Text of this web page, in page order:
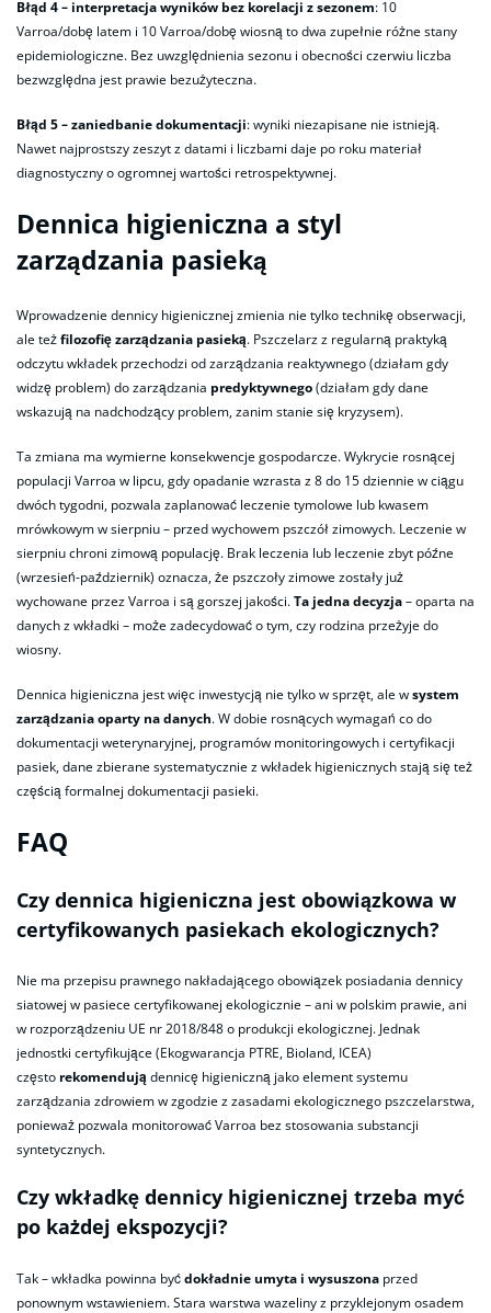
Błąd 4 – interpretacja wyników bez korelacji z sezonem: 10
Varroa/dobę latem i 10 Varroa/dobę wiosną to dwa zupełnie różne stany
epidemiologiczne. Bez uwzględnienia sezonu i obecności czerwiu liczba
bezwzględna jest prawie bezużyteczna.
Błąd 5 – zaniedbanie dokumentacji: wyniki niezapisane nie istnieją.
Nawet najprostszy zeszyt z datami i liczbami daje po roku materiał
diagnostyczny o ogromnej wartości retrospektywnej.
Dennica higieniczna a styl
zarządzania pasieką
Wprowadzenie dennicy higienicznej zmienia nie tylko technikę obserwacji,
ale teżfilozofię zarządzania pasieką. Pszczelarz z regularną praktyką
odczytu wkładek przechodzi od zarządzania reaktywnego (działam gdy
widzę problem) do zarządzania predyktywnego(działam gdy dane
wskazują na nadchodzący problem, zanim stanie się kryzysem).
Ta zmiana ma wymierne konsekwencje gospodarcze. Wykrycie rosnącej
populacji Varroa w lipcu, gdy opadanie wzrasta z 8 do 15 dziennie w ciągu
dwóch tygodni, pozwala zaplanować leczenie tymolowe lub kwasem
mrówkowym w sierpniu – przed wychowem pszczół zimowych. Leczenie w
sierpniu chroni zimową populację. Brak leczenia lub leczenie zbyt późne
(wrzesień-październik) oznacza, że pszczoły zimowe zostały już
wychowane przez Varroa i są gorszej jakości.Ta jedna decyzja– oparta na
danych z wkładki – może zadecydować o tym, czy rodzina przeżyje do
wiosny.
Dennica higieniczna jest więc inwestycją nie tylko w sprzęt, ale wsystem
zarządzania oparty na danych. W dobie rosnących wymagań co do
dokumentacji weterynaryjnej, programów monitoringowych i certyfikacji
pasiek, dane zbierane systematycznie z wkładek higienicznych stają się też
częścią formalnej dokumentacji pasieki.
FAQ
Czy dennica higieniczna jest obowiązkowa w
certyfikowanych pasiekach ekologicznych?
Nie ma przepisu prawnego nakładającego obowiązek posiadania dennicy
siatowej w pasiece certyfikowanej ekologicznie – ani w polskim prawie, ani
w rozporządzeniu UE nr 2018/848 o produkcji ekologicznej. Jednak
jednostki certyfikujące (Ekogwarancja PTRE, Bioland, ICEA)
często rekomendują dennicę higieniczną jako element systemu
zarządzania zdrowiem w zgodzie z zasadami ekologicznego pszczelarstwa,
ponieważ pozwala monitorować Varroa bez stosowania substancji
syntetycznych.
Czy wkładkę dennicy higienicznej trzeba myć
po każdej ekspozycji?
Tak – wkładka powinna byćdokładnie umyta i wysuszona przed
ponownym wstawieniem. Stara warstwa wazeliny z przyklejonym osadem